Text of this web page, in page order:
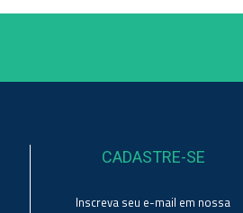
CADASTRE-SE
Inscreva seu e-mail em nossa